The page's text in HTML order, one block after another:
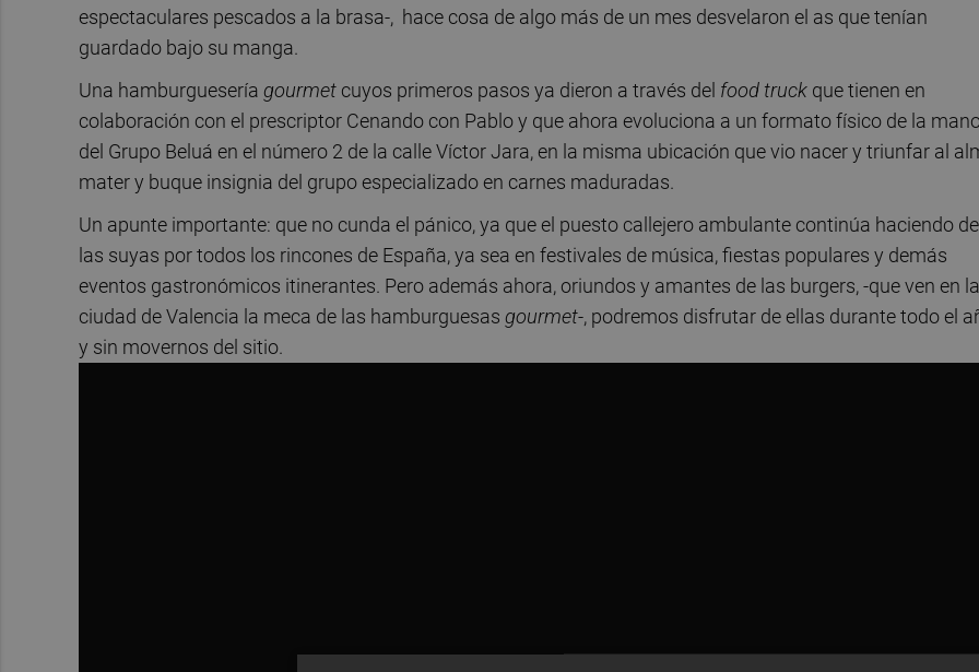
espectaculares pescados a la brasa-, hace cosa de algo más de un mes desvelaron el as que tenían
guardado bajo su manga.
Una hamburguesería gourmet cuyos primeros pasos ya dieron a través del food truck que tienen en
colaboración con el prescriptor Cenando con Pablo y que ahora evoluciona a un formato físico de la
del Grupo Beluá en el número 2 de la calle Víctor Jara, en la misma ubicación que vio nacer y triunfar al
mater y buque insignia del grupo especializado en carnes maduradas.
Un apunte importante: que no cunda el pánico, ya que el puesto callejero ambulante continúa haciendo de
las suyas por todos los rincones de España, ya sea en festivales de música, fiestas populares y demás
eventos gastronómicos itinerantes. Pero además ahora, oriundos y amantes de las burgers, -que ven en la
ciudad de Valencia la meca de las hamburguesas gourmet-, podremos disfrutar de ellas durante todo el
y sin movernos del sitio.